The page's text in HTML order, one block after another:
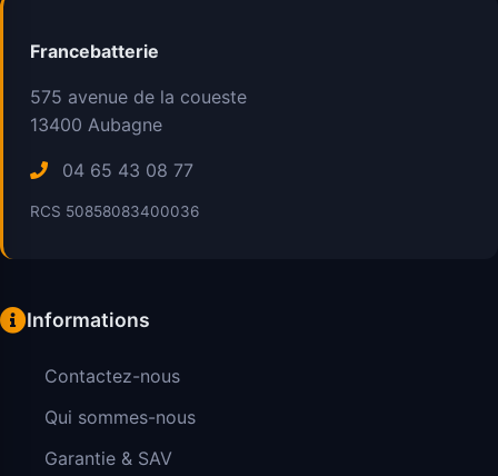
Francebatterie
575 avenue de la coueste
13400 Aubagne
04 65 43 08 77
RCS 50858083400036
Informations
Contactez-nous
Qui sommes-nous
Garantie & SAV